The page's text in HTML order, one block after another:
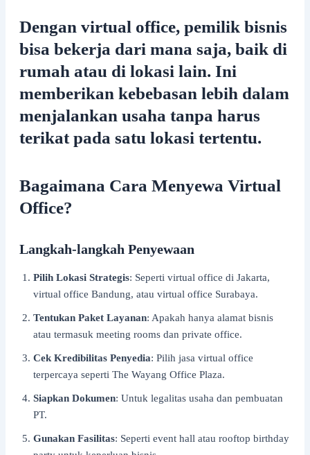
Dengan virtual office, pemilik bisnis
bisa bekerja dari mana saja, baik di
rumah atau di lokasi lain. Ini
memberikan kebebasan lebih dalam
menjalankan usaha tanpa harus
terikat pada satu lokasi tertentu.
Bagaimana Cara Menyewa Virtual
Office?
Langkah-langkah Penyewaan
Pilih Lokasi Strategis: Seperti virtual office di Jakarta,
virtual office Bandung, atau virtual office Surabaya.
Tentukan Paket Layanan: Apakah hanya alamat bisnis
atau termasuk meeting rooms dan private office.
Cek Kredibilitas Penyedia: Pilih jasa virtual office
terpercaya seperti The Wayang Office Plaza.
Siapkan Dokumen: Untuk legalitas usaha dan pembuatan
PT.
Gunakan Fasilitas: Seperti event hall atau rooftop birthday